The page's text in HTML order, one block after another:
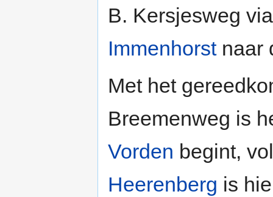
B. Kersjesweg
Immenhorstnaar
Met het
Breemenweg is
Vorden begint,
Heerenberg is